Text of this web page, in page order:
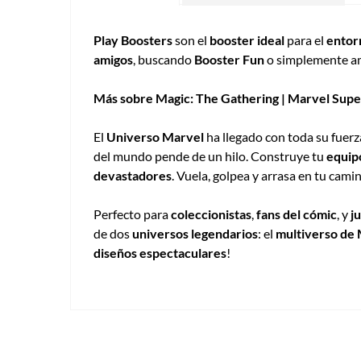
Play Boostersson el booster ideal para el
amigos , buscando Booster Funo simplemente
Más sobre Magic: The Gathering | Marvel
El Universo Marvel ha llegado con toda su
del mundo pende de un hilo. Construye tu
devastadores . Vuela, golpea y arrasa en tu
Perfecto paracoleccionistas fans del cómic , y
de dosuniversos legendarios: el multiverso de
diseños espectaculares!